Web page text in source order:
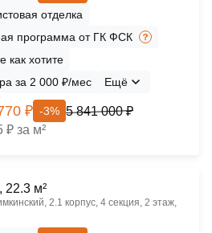
отделка
программа от ГК ФСК
как хотите
за 2 000 ₽/мес
Ещё
₽ -3% 5 841 000 ₽
₽ за м²
22.3 м²
2.1 корпус, 4 секция, 2 этаж,